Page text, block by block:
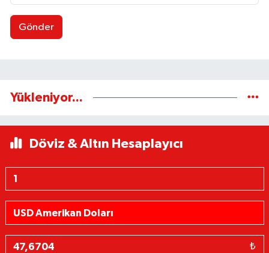
Gönder
Yükleniyor...
Döviz & Altın Hesaplayıcı
₺